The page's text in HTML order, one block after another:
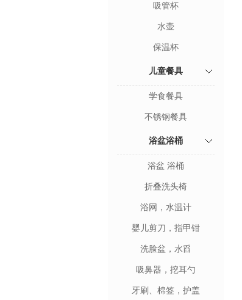
吸管杯
水壶
保温杯
儿童餐具
学食餐具
不锈钢餐具
浴盆浴桶
浴盆 浴桶
折叠洗头椅
浴网，水温计
婴儿剪刀，指甲钳
洗脸盆，水舀
吸鼻器，挖耳勺
牙刷、棉签，护盖